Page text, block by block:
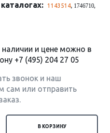
1143514, 1746710,
и цене можно в
+7 (495) 204 27 05
звонок и наш
сам или отправить
В КОРЗИНУ